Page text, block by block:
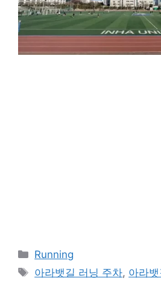
카
테
Running
태
아라뱃길 러닝 주차, 아라